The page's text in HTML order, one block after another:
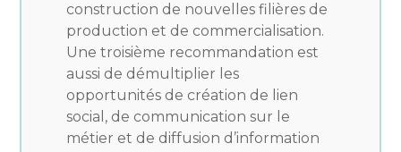
construction de nouvelles filières de
production et de commercialisation.
Une troisième recommandation est
aussi de démultiplier les
opportunités de création de lien
social, de communication sur le
métier et de diffusion d’information